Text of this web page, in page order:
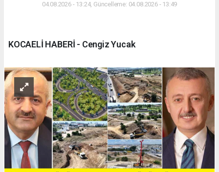
04.08.2026 - 13:24, Güncelleme: 04.08.2026 - 13:49
KOCAELİ HABERİ - Cengiz Yucak